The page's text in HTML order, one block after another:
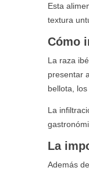
Esta
textura
Cómo
La raza
presentar
bellota,
La
La
Además